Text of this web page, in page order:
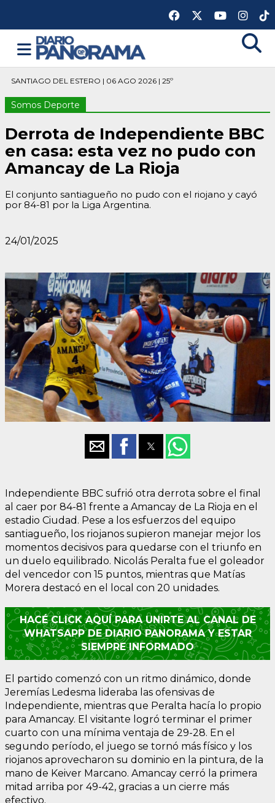
SANTIAGO DEL ESTERO | 06 AGO 2026 | 25º
Somos Deporte
Derrota de Independiente BBC
en casa: esta vez no pudo con
Amancay de La Rioja
El conjunto santiagueño no pudo con el riojano y cayó
por 84-81 por la Liga Argentina.
24/01/2025
Independiente BBC sufrió otra derrota sobre el final
al caer por 84-81 frente a Amancay de La Rioja en el
estadio Ciudad. Pese a los esfuerzos del equipo
santiagueño, los riojanos supieron manejar mejor los
momentos decisivos para quedarse con el triunfo en
un duelo equilibrado. Nicolás Peralta fue el goleador
del vencedor con 15 puntos, mientras que Matías
Morera destacó en el local con 20 unidades.
HACÉ CLICK AQUÍ PARA UNIRTE AL CANAL DE
WHATSAPP DE DIARIO PANORAMA Y ESTAR
SIEMPRE INFORMADO
El partido comenzó con un ritmo dinámico, donde
Jeremías Ledesma lideraba las ofensivas de
Independiente, mientras que Peralta hacía lo propio
para Amancay. El visitante logró terminar el primer
cuarto con una mínima ventaja de 29-28. En el
segundo período, el juego se tornó más físico y los
riojanos aprovecharon su dominio en la pintura, de la
mano de Keiver Marcano. Amancay cerró la primera
mitad arriba por 49-42, gracias a un cierre más
efectivo.